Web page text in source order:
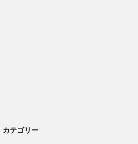
カテゴリー